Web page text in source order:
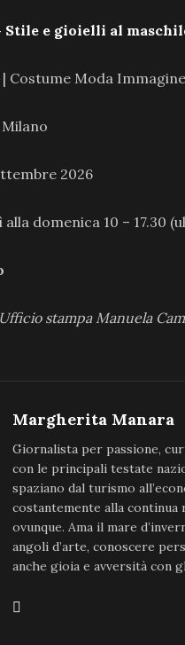
Stile e gioielli al
Costume Moda Immagine
Milano
2026
domenica 10 – 17.30
stampa Manuela
Margherita Manara
Giornalista per passione,
con le principali testate
spaziano dal turismo
costantemente alla
ovunque. Ama il mare
angoli d’arte, conoscere
anche gioia e avversità con